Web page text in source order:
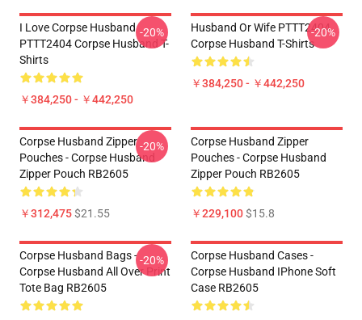
I Love Corpse Husband
PTTT2404 Corpse Husband T-
Shirts
￥384,250 - ￥442,250
-20%
Husband Or Wife PTTT2404
Corpse Husband T-Shirts
￥384,250 - ￥442,250
-20%
Corpse Husband Zipper
Pouches - Corpse Husband
Zipper Pouch RB2605
￥312,475$21.55
-20%
Corpse Husband Zipper
Pouches - Corpse Husband
Zipper Pouch RB2605
￥229,100$15.8
Corpse Husband Bags -
Corpse Husband All Over Print
Tote Bag RB2605
-20%
Corpse Husband Cases -
Corpse Husband IPhone Soft
Case RB2605